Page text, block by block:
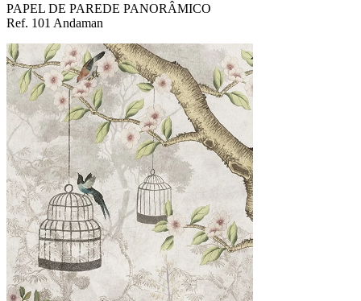
PAPEL DE PAREDE PANORÂMICO
Ref. 101 Andaman